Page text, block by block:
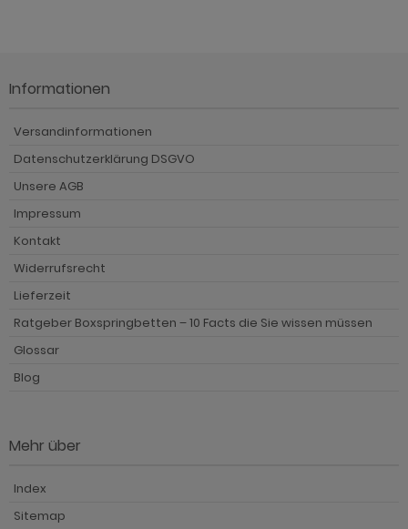
Informationen
Versandinformationen
Datenschutzerklärung DSGVO
Unsere AGB
Impressum
Kontakt
Widerrufsrecht
Lieferzeit
Ratgeber Boxspringbetten – 10 Facts die Sie wissen müssen
Glossar
Blog
Mehr über
Index
Sitemap